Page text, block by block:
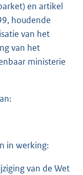
en artikel
houdende
van het
van het
ministerie
in werking:
van de Wet